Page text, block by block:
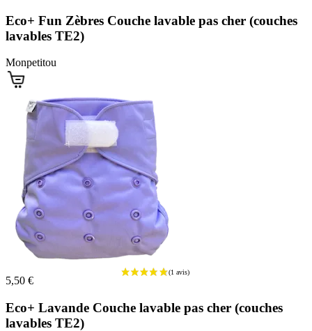
Eco+ Fun Zèbres Couche lavable pas cher (couches
lavables TE2)
Monpetitou
5,50 €
Eco+ Lavande Couche lavable pas cher (couches
lavables TE2)